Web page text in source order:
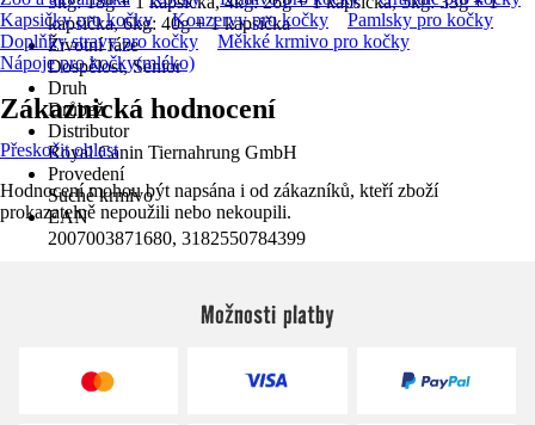
kapsička, 6kg: 40g + 1 kapsička
Životní fáze
Dospělost, Senior
Druh
Drůbež
Distributor
Royal Canin Tiernahrung GmbH
Provedení
Suché krmivo
EAN
2007003871680, 3182550784399
Kapsičky pro kočky
Konzervy pro kočky
Pamlsky pro kočky
Doplňky stravy pro kočky
Měkké krmivo pro kočky
Nápoje pro kočky(mléko)
Zákaznická hodnocení
Přeskočit oblast
Hodnocení mohou být napsána i od zákazníků, kteří zboží
prokazatelně nepoužili nebo nekoupili.
Možnosti platby